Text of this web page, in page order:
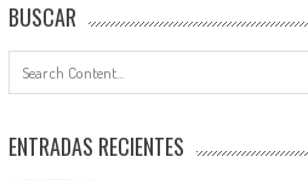
BUSCAR
ENTRADAS RECIENTES